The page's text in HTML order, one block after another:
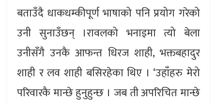
बताउँदै धाकधम्कीपूर्ण भाषाको पनि प्रयोग गरेको
उनी सुनाउँछन् ।रावलको भनाइमा त्यो बेला
उनीसँगै उनकै आफन्त धिरज शाही, भक्तबहादुर
शाही र लव शाही बसिरहेका थिए । ‘उहाँहरु मेरो
परिवारकै मान्छे हुनुहुन्छ । जब ती अपरिचित मान्छे